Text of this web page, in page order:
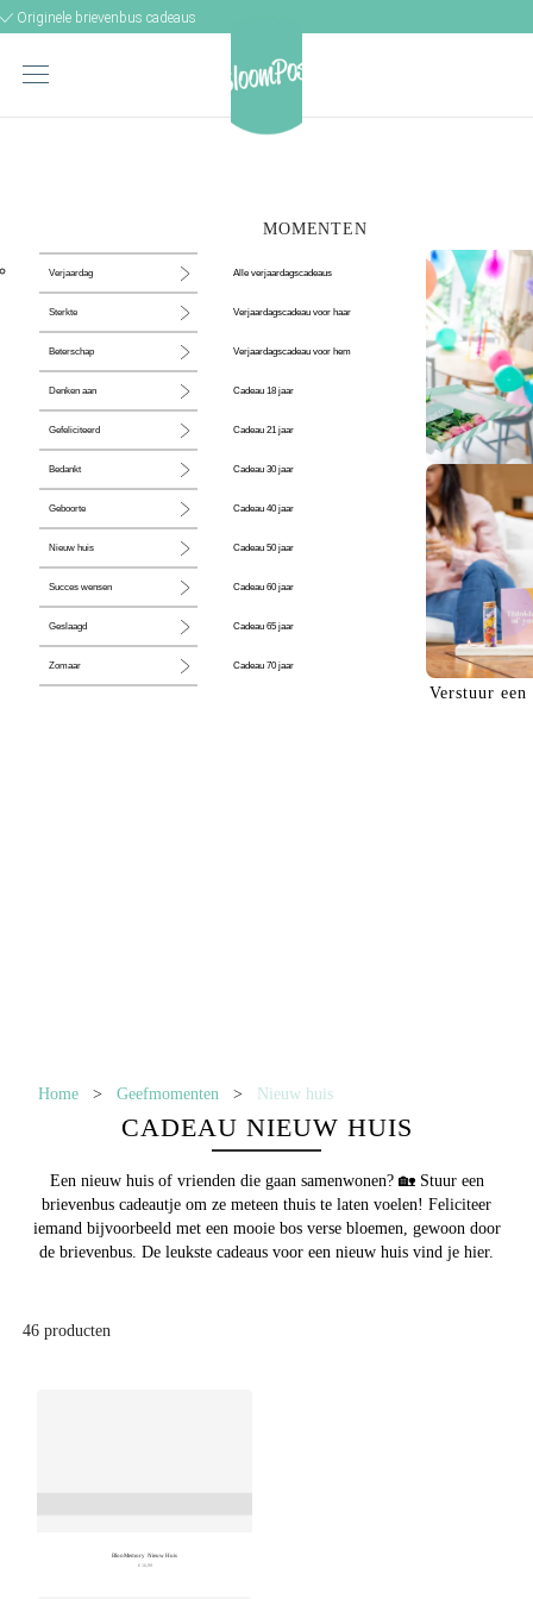
Originele brievenbus cadeaus
MOMENTEN
Verjaardag
Sterkte
Beterschap
Denken aan
Gefeliciteerd
Bedankt
Geboorte
Nieuw huis
Succes wensen
Geslaagd
Zomaar
Alle verjaardagscadeaus
Verjaardagscadeau voor haar
Verjaardagscadeau voor hem
Cadeau 18 jaar
Cadeau 21 jaar
Cadeau 30 jaar
Cadeau 40 jaar
Cadeau 50 jaar
Cadeau 60 jaar
Cadeau 65 jaar
Cadeau 70 jaar
De perfecte
Verstuur een
Home > Geefmomenten > Nieuw huis
CADEAU NIEUW HUIS
Een nieuw huis of vrienden die gaan samenwonen? 🏡 Stuur een
brievenbus cadeautje om ze meteen thuis te laten voelen! Feliciteer
iemand bijvoorbeeld met een mooie bos verse bloemen, gewoon door
de brievenbus. De leukste cadeaus voor een nieuw huis vind je hier.
46 producten
BlooMemory Nieuw Huis
€ 16,99